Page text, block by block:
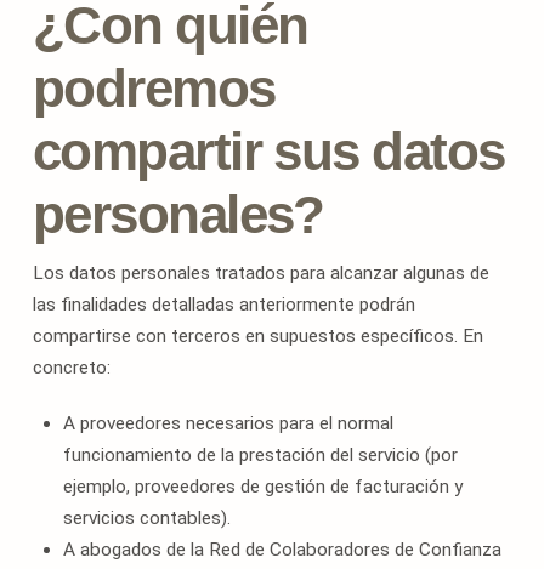
¿Con quién
podremos
compartir sus datos
personales?
Los datos personales tratados para alcanzar algunas de
las finalidades detalladas anteriormente podrán
compartirse con terceros en supuestos específicos. En
concreto:
A proveedores necesarios para el normal
funcionamiento de la prestación del servicio (por
ejemplo, proveedores de gestión de facturación y
servicios contables).
A abogados de la Red de Colaboradores de Confianza